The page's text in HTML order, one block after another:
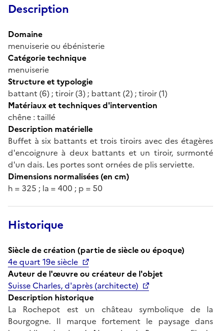
Description
Domaine
menuiserie ou ébénisterie
Catégorie technique
menuiserie
Structure et typologie
battant (6) ; tiroir (3) ; battant (2) ; tiroir (1)
Matériaux et techniques d'intervention
chêne : taillé
Description matérielle
Buffet à six battants et trois tiroirs avec des étagères
d'encoignure à deux battants et un tiroir, surmonté
d'un dais. Les portes sont ornées de plis serviette.
Dimensions normalisées (en cm)
h = 325 ; la = 400 ; p = 50
Historique
Siècle de création (partie de siècle ou époque)
4e quart 19e siècle
Auteur de l'œuvre ou créateur de l'objet
Suisse Charles, d'après (architecte)
Description historique
La Rochepot est un château symbolique de la
Bourgogne. Il marque fortement le paysage dans